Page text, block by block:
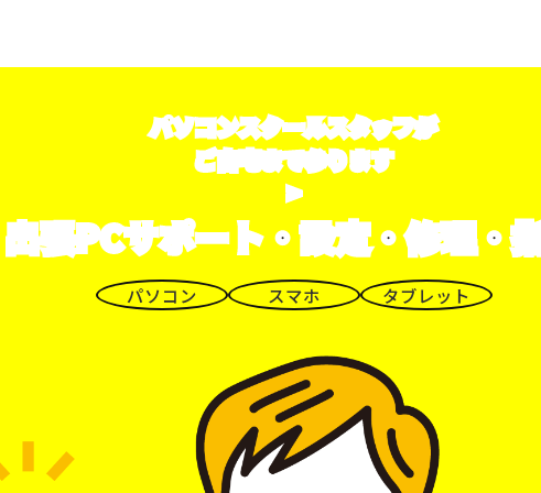
パソコンスクールスタッフが
ご自宅まで参ります
>
出張PCサポート・設定・修理・
パソコン スマホ タブレット